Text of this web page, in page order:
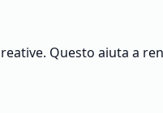
Questo aiuta a